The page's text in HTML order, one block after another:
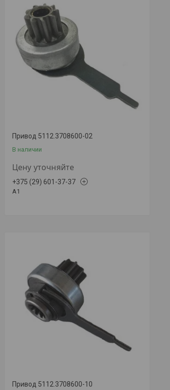
Привод 5112.3708600-02
В наличии
Цену уточняйте
+375 (29) 601-37-37
A1
Привод 5112.3708600-10